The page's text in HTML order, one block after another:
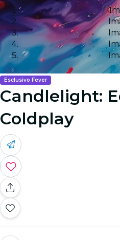
Esclusivo Fever
Candlelight:
Coldplay